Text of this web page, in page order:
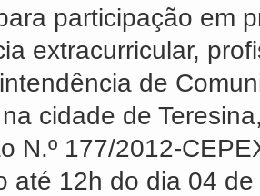
participação em
extracurricular,
de
cidade de
N.º 177/2012-
até 12h do dia 04